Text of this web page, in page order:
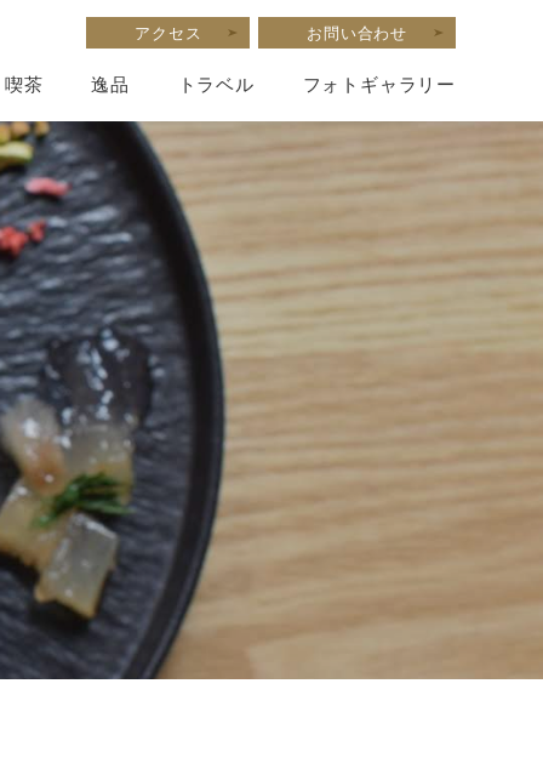
喫茶 逸品 トラベル フォトギャラリー
アクセス お問い合わせ